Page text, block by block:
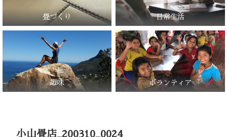
畳づくり 日常生活
趣味 ボランティア
小山畳店_200310_0024